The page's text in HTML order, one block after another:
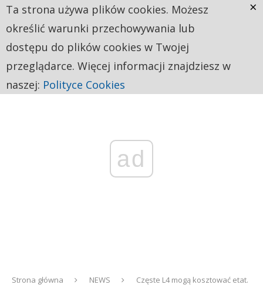
ad
Strona główna NEWS
Częste L4 mogą kosztować etat.
Ta strona używa plików cookies. Możesz
określić warunki przechowywania lub
dostępu do plików cookies w Twojej
przeglądarce. Więcej informacji znajdziesz w
naszej: Polityce Cookies
×